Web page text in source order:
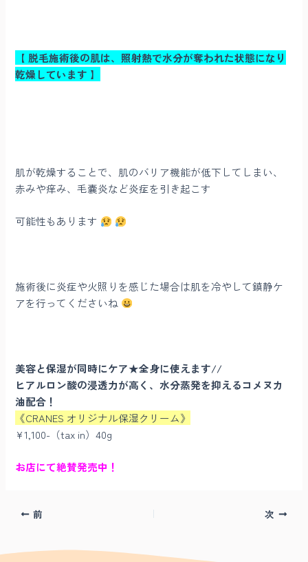
【 脱毛施術後の肌は、照射熱で水分が奪われた状態になり
乾燥しています 】
肌が乾燥することで、肌のバリア機能が低下してしまい、
赤みや痒み、毛嚢炎など炎症を引き起こす
可能性もあります
施術後に炎症や火照りを感じた場合は肌を冷やして鎮静ケ
アを行ってくださいね
美容と保湿が同時にケア★全身に使えます//
ヒアルロン酸の浸透力が高く、水分蒸発を抑えるコメヌカ
油配合！
《CRANES オリジナル保湿クリーム》
¥1,100-（tax in）40g
お店にて絶賛発売中！
前 次